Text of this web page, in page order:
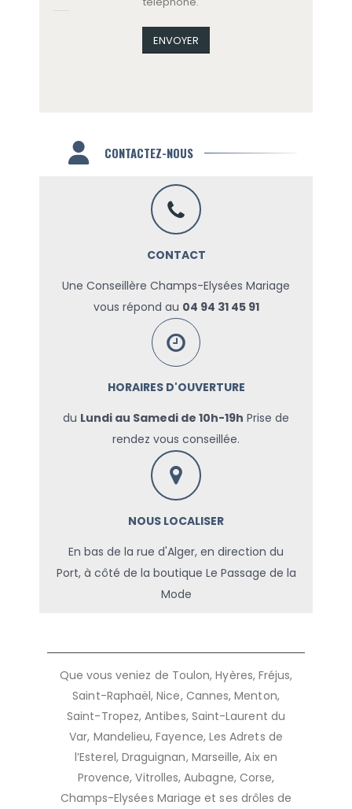
CONTACTEZ-NOUS
CONTACT
Une Conseillère Champs-Elysées Mariage
vous répond au 04 94 31 45 91
HORAIRES D'OUVERTURE
du Lundi au Samedi de 10h-19h Prise de
rendez vous conseillée.
NOUS LOCALISER
En bas de la rue d'Alger, en direction du
Port, à côté de la boutique Le Passage de la
Mode
Que vous veniez de Toulon, Hyères, Fréjus,
Saint-Raphaël, Nice, Cannes, Menton,
Saint-Tropez, Antibes, Saint-Laurent du
Var, Mandelieu, Fayence, Les Adrets de
l’Esterel, Draguignan, Marseille, Aix en
Provence, Vitrolles, Aubagne, Corse,
Champs-Elysées Mariage et ses drôles de